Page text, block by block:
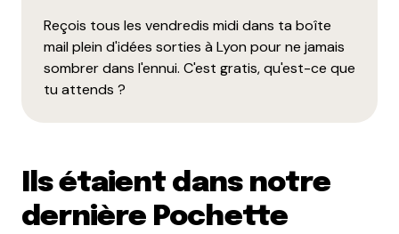
Reçois tous les vendredis midi dans ta boîte
mail plein d'idées sorties à Lyon pour ne jamais
sombrer dans l'ennui. C'est gratis, qu'est-ce que
tu attends ?
Ils étaient dans notre
dernière Pochette